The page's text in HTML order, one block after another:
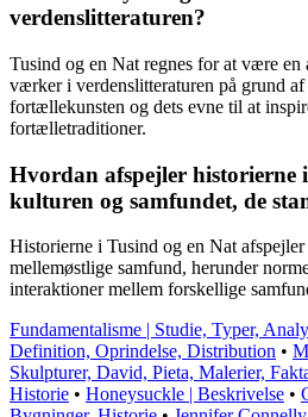
verdenslitteraturen?
Tusind og en Nat regnes for at være en
værker i verdenslitteraturen på grund
fortællekunsten og dets evne til at
fortælletraditioner.
Hvordan afspejler historierne
kulturen og samfundet, de
Historierne i Tusind og en Nat
mellemøstlige samfund, herunder
interaktioner mellem forskellige
Fundamentalisme | Studie, Typer,
Definition, Oprindelse, Distribution •
Skulpturer, David, Pieta, Malerier,
Historie • Honeysuckle | Beskrivelse •